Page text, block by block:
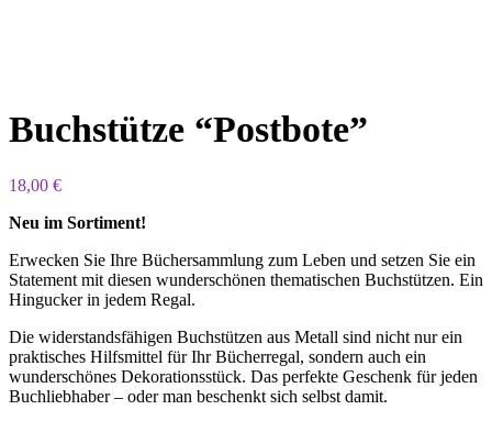
Buchstütze “Postbote”
18,00 €
Neu im Sortiment!
Erwecken Sie Ihre Büchersammlung zum Leben und setzen Sie ein
Statement mit diesen wunderschönen thematischen Buchstützen. Ein
Hingucker in jedem Regal.
Die widerstandsfähigen Buchstützen aus Metall sind nicht nur ein
praktisches Hilfsmittel für Ihr Bücherregal, sondern auch ein
wunderschönes Dekorationsstück. Das perfekte Geschenk für jeden
Buchliebhaber – oder man beschenkt sich selbst damit.